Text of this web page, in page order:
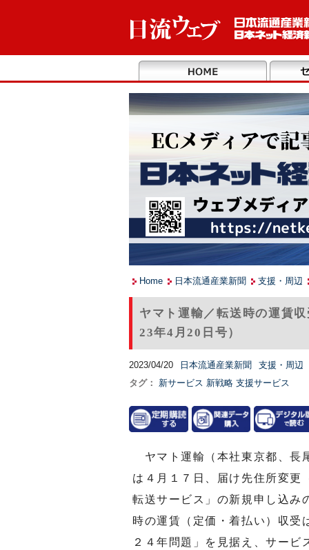
Home 日本流通産業新聞 支援・周辺
ヤマト運輸／転送時の運賃
23年4月20日号）
2023/04/20 日本流通産業新聞
支援・周辺
タグ：
新サービス 新戦略 支援サービス
ヤマト運輸（本社東京都、長
は４月１７日、届け先住所変更
転送サービス」の新規申し込み
時の運賃（定価・着払い）収受
２４年問題」を見据え、サービ